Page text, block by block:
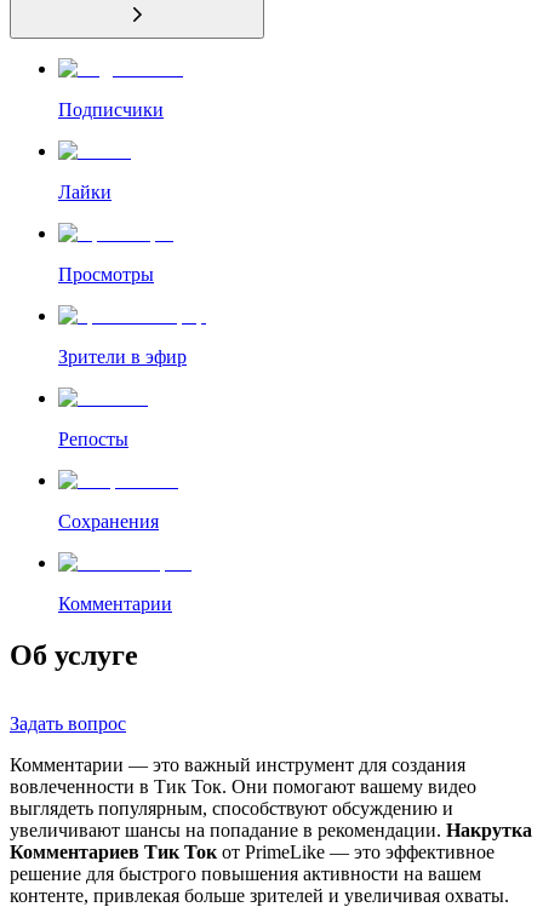
Подписчики
Лайки
Просмотры
Зрители в эфир
Репосты
Сохранения
Комментарии
Об услуге
Задать вопрос
Комментарии — это важный инструмент для создания
вовлеченности в Тик Ток. Они помогают вашему видео
выглядеть популярным, способствуют обсуждению и
увеличивают шансы на попадание в рекомендации. Накрутка
Комментариев Тик Ток от PrimeLike — это эффективное
решение для быстрого повышения активности на вашем
контенте, привлекая больше зрителей и увеличивая охваты.